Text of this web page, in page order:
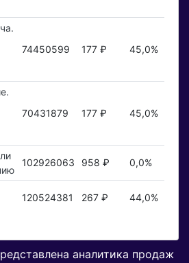
74450599 177 ₽ 45,0%
70431879 177 ₽ 45,0%
102926063 958 ₽ 0,0%
120524381 267 ₽ 44,0%
аналитика продаж